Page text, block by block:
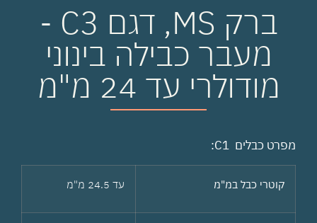
ברק MS, דגם C3 -
מעבר כבילה בינוני
מודולרי עד 24 מ"מ
מפרט כבלים C1:
קוטרי כבל במ"מ עד 24.5 מ"מ